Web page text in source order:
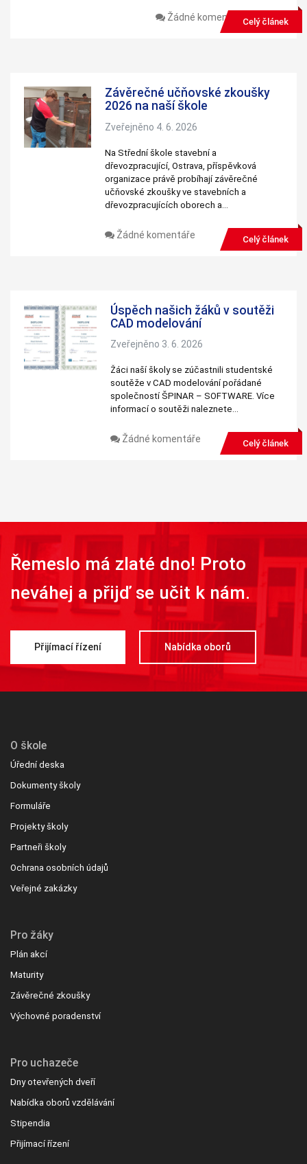
Žádné komentářeCelý článek
Závěrečné učňovské zkoušky
2026 na naší škole
Zveřejněno 4. 6. 2026
Na Střední škole stavební a
dřevozpracující, Ostrava, příspěvková
organizace právě probíhají závěrečné
učňovské zkoušky ve stavebních a
dřevozpracujících oborech a…
Žádné komentáře Celý článek
Úspěch našich žáků v soutěži
CAD modelování
Zveřejněno 3. 6. 2026
Žáci naší školy se zúčastnili studentské
soutěže v CAD modelování pořádané
společností ŠPINAR – SOFTWARE. Více
informací o soutěži naleznete…
Žádné komentáře Celý článek
Řemeslo má zlaté dno! Proto
neváhej a přijď se učit k nám.
Přijímací řízení Nabídka oborů
O škole
Úřední deska
Dokumenty školy
Formuláře
Projekty školy
Partneři školy
Ochrana osobních údajů
Veřejné zakázky
Pro žáky
Plán akcí
Maturity
Závěrečné zkoušky
Výchovné poradenství
Pro uchazeče
Dny otevřených dveří
Nabídka oborů vzdělávání
Stipendia
Přijímací řízení